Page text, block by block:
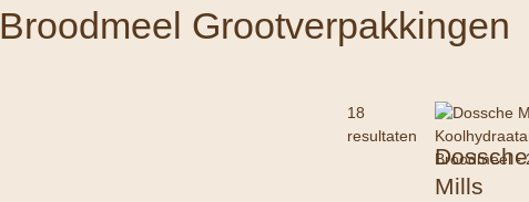
Broodmeel Grootverpakkingen
18
resultaten
Dossche
Mills